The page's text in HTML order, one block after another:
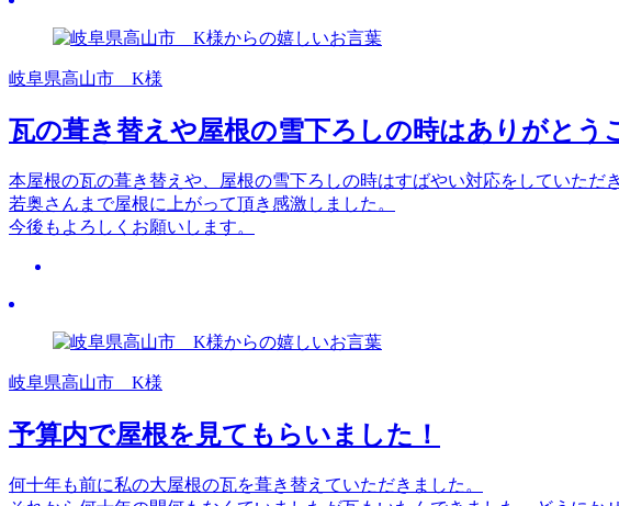
岐阜県高山市 K様
瓦の葺き替えや屋根の雪下ろしの時はありがとう
本屋根の瓦の葺き替えや、屋根の雪下ろしの時はすばやい対応をしていただ
若奥さんまで屋根に上がって頂き感激しました。
今後もよろしくお願いします。
岐阜県高山市 K様
予算内で屋根を見てもらいました！
何十年も前に私の大屋根の瓦を葺き替えていただきました。